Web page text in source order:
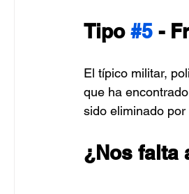
Tipo #5 -
El típico militar,
que ha
sido eliminado
¿Nos falta